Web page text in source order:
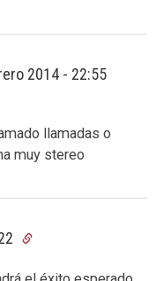
2014 - 22:55
llamadas o
muy stereo